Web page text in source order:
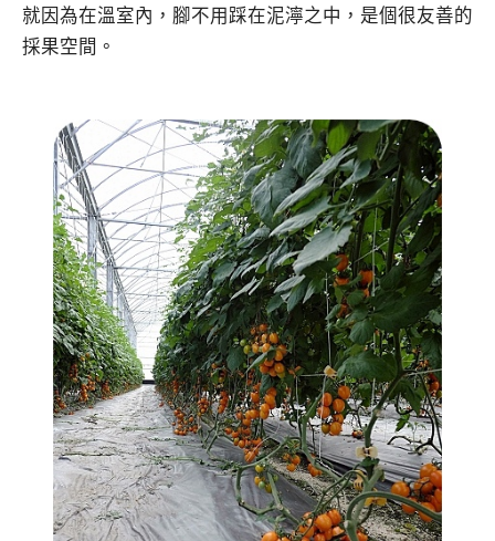
就因為在溫室內，腳不用踩在泥濘之中，是個很友善的
採果空間。